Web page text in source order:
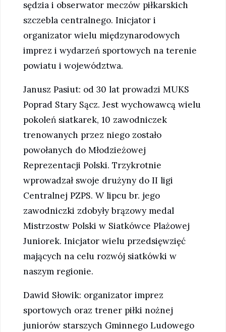
sędzia i obserwator meczów piłkarskich
szczebla centralnego. Inicjator i
organizator wielu międzynarodowych
imprez i wydarzeń sportowych na terenie
powiatu i województwa.
Janusz Pasiut: od 30 lat prowadzi MUKS
Poprad Stary Sącz. Jest wychowawcą wielu
pokoleń siatkarek, 10 zawodniczek
trenowanych przez niego zostało
powołanych do Młodzieżowej
Reprezentacji Polski. Trzykrotnie
wprowadzał swoje drużyny do II ligi
Centralnej PZPS. W lipcu br. jego
zawodniczki zdobyły brązowy medal
Mistrzostw Polski w Siatkówce Plażowej
Juniorek. Inicjator wielu przedsięwzięć
mających na celu rozwój siatkówki w
naszym regionie.
Dawid Słowik: organizator imprez
sportowych oraz trener piłki nożnej
juniorów starszych Gminnego Ludowego